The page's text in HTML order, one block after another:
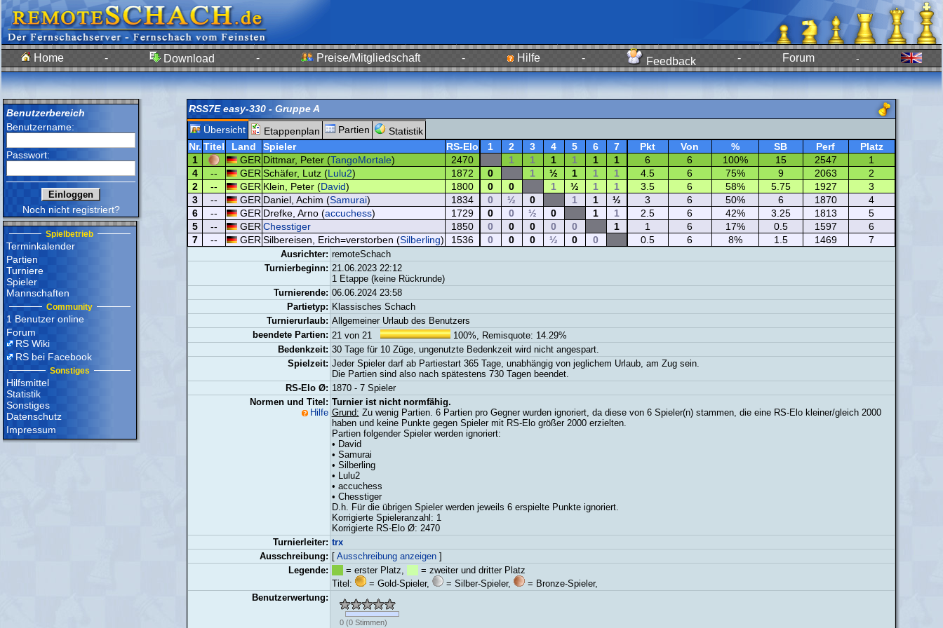
Home - Download - Preise/Mitgliedschaft - Hilfe - Feedback - Forum -
Benutzerbereich
Benutzername:
Passwort:
Noch nicht registriert?
Spielbetrieb
Terminkalender
Partien
Turniere
Spieler
Mannschaften
Community
1 Benutzer online
Forum
RS Wiki
RS bei Facebook
Sonstiges
Hilfsmittel
Statistik
Sonstiges
Datenschutz
Impressum
RSS7E easy-330 - Gruppe A
Übersicht
Etappenplan Partien
Statistik
Nr. Titel Land Spieler RS-Elo 1 2 3 4 5 6 7 Pkt Von % SB Perf
Platz
1
GER Dittmar, Peter (TangoMortale) 2470 1 1 1 1 1 1 6 6 100% 15 2547
1
4
-- GER Schäfer, Lutz (Lulu2) 1872 0 1 ½ 1 1 1 4.5 6 75% 9 2063
2
2
-- GER Klein, Peter (David) 1800 0 0 1 ½ 1 1 3.5 6 58% 5.75 1927
3
3
-- GER Daniel, Achim (Samurai) 1834 0 ½ 0 1 1 ½ 3 6 50% 6 1870
4
6
-- GER Drefke, Arno (accuchess) 1729 0 0 ½ 0 1 1 2.5 6 42% 3.25 1813
5
5
-- GER Chesstiger 1850 0 0 0 0 0 1 1 6 17% 0.5 1597
6
7
-- GER Silbereisen, Erich=verstorben (Silberling) 1536 0 0 0 ½ 0 0 0.5 6 8% 1.5 1469 7
Ausrichter: remoteSchach
Turnierbeginn: 21.06.2023 22:12
1 Etappe (keine Rückrunde)
Turnierende: 06.06.2024 23:58
Partietyp: Klassisches Schach
Turnierurlaub: Allgemeiner Urlaub des Benutzers
beendete Partien: 21 von 21
100%, Remisquote: 14.29%
Bedenkzeit: 30 Tage für 10 Züge, ungenutzte Bedenkzeit wird nicht angespart.
Spielzeit: Jeder Spieler darf ab Partiestart 365 Tage, unabhängig von jeglichem Urlaub, am Zug sein.
Die Partien sind also nach spätestens 730 Tagen beendet.
RS-Elo Ø: 1870 - 7 Spieler
Normen und Titel:
Hilfe
Turnier ist nicht normfähig.
Grund: Zu wenig Partien. 6 Partien pro Gegner wurden ignoriert, da diese von 6 Spieler(n) stammen, die eine RS-Elo kleiner/gleich 2000
haben und keine Punkte gegen Spieler mit RS-Elo größer 2000 erzielten.
Partien folgender Spieler werden ignoriert:
• David
• Samurai
• Silberling
• Lulu2
• accuchess
• Chesstiger
D.h. Für die übrigen Spieler werden jeweils 6 erspielte Punkte ignoriert.
Korrigierte Spieleranzahl: 1
Korrigierte RS-Elo Ø: 2470
Turnierleiter: trx
Ausschreibung: [ Ausschreibung anzeigen]
Legende:
= erster Platz,
= zweiter und dritter Platz
Titel:
= Gold-Spieler, = Silber-Spieler,
= Bronze-Spieler,
Benutzerwertung:
0(0Stimmen)